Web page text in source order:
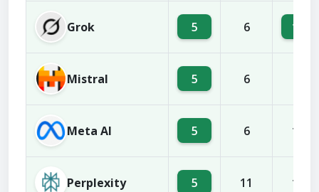
Grok 5 6 14
Mistral 5 6
Meta AI 5 6 10
Perplexity 5 11 12